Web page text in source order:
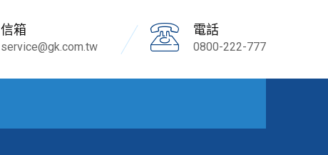
信箱
service@gk.com.tw
電話
0800-222-777